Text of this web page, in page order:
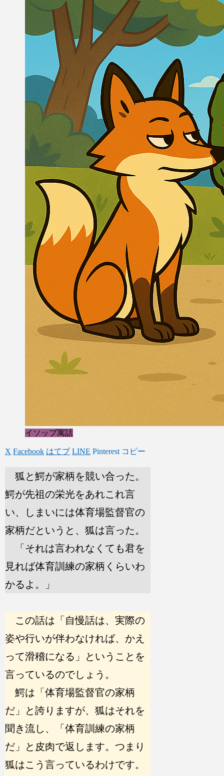
イソップ寓話
X Facebook はてブ LINE Pinterest コピー
狐と鰐が家柄を競い合った。
鰐が先祖の栄光をあれこれ言
い、しまいには体育場監督官の
家柄だというと、狐は言った。
「それは言われなくても君を
見れば体育訓練の家柄くらいわ
かるよ。」
この話は「自慢話は、実際の
姿や行いが伴わなければ、かえ
って滑稽になる」ということを
言っているのでしょう。
鰐は「体育場監督官の家柄
だ」と誇りますが、狐はそれを
聞き流し、「体育訓練の家柄
だ」と皮肉で返します。つまり
狐はこう言っているわけです。